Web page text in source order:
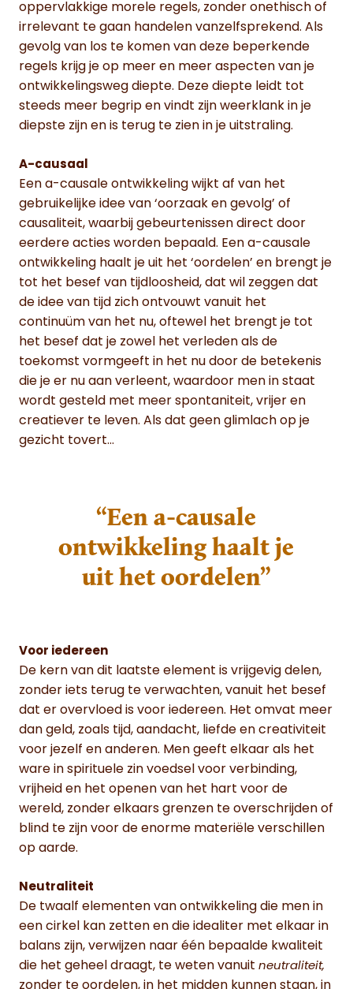
oppervlakkige morele regels, zonder onethisch of
irrelevant te gaan handelen vanzelfsprekend. Als
gevolg van los te komen van deze beperkende
regels krijg je op meer en meer aspecten van je
ontwikkelingsweg diepte. Deze diepte leidt tot
steeds meer begrip en vindt zijn weerklank in je
diepste zijn en is terug te zien in je uitstraling.
A-causaal
Een a-causale ontwikkeling wijkt af van het
gebruikelijke idee van ‘oorzaak en gevolg’ of
causaliteit, waarbij gebeurtenissen direct door
eerdere acties worden bepaald. Een a-causale
ontwikkeling haalt je uit het ‘oordelen’ en brengt je
tot het besef van tijdloosheid, dat wil zeggen dat
de idee van tijd zich ontvouwt vanuit het
continuüm van het nu, oftewel het brengt je tot
het besef dat je zowel het verleden als de
toekomst vormgeeft in het nu door de betekenis
die je er nu aan verleent, waardoor men in staat
wordt gesteld met meer spontaniteit, vrijer en
creatiever te leven. Als dat geen glimlach op je
gezicht tovert…
“Een a-causale
ontwikkeling haalt je
uit het oordelen”
Voor iedereen
De kern van dit laatste element is vrijgevig delen,
zonder iets terug te verwachten, vanuit het besef
dat er overvloed is voor iedereen. Het omvat meer
dan geld, zoals tijd, aandacht, liefde en creativiteit
voor jezelf en anderen. Men geeft elkaar als het
ware in spirituele zin voedsel voor verbinding,
vrijheid en het openen van het hart voor de
wereld, zonder elkaars grenzen te overschrijden of
blind te zijn voor de enorme materiële verschillen
op aarde.
Neutraliteit
De twaalf elementen van ontwikkeling die men in
een cirkel kan zetten en die idealiter met elkaar in
balans zijn, verwijzen naar één bepaalde kwaliteit
die het geheel draagt, te weten vanuit neutraliteit,
zonder te oordelen, in het midden kunnen staan, in